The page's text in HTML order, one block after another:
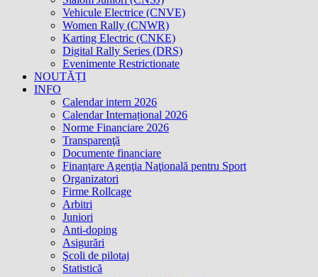
Vehicule Electrice (CNVE)
Women Rally (CNWR)
Karting Electric (CNKE)
Digital Rally Series (DRS)
Evenimente Restrictionate
NOUTĂȚI
INFO
Calendar intern 2026
Calendar Internațional 2026
Norme Financiare 2026
Transparenţă
Documente financiare
Finanțare Agenţia Naţională pentru Sport
Organizatori
Firme Rollcage
Arbitri
Juniori
Anti-doping
Asigurări
Şcoli de pilotaj
Statistică